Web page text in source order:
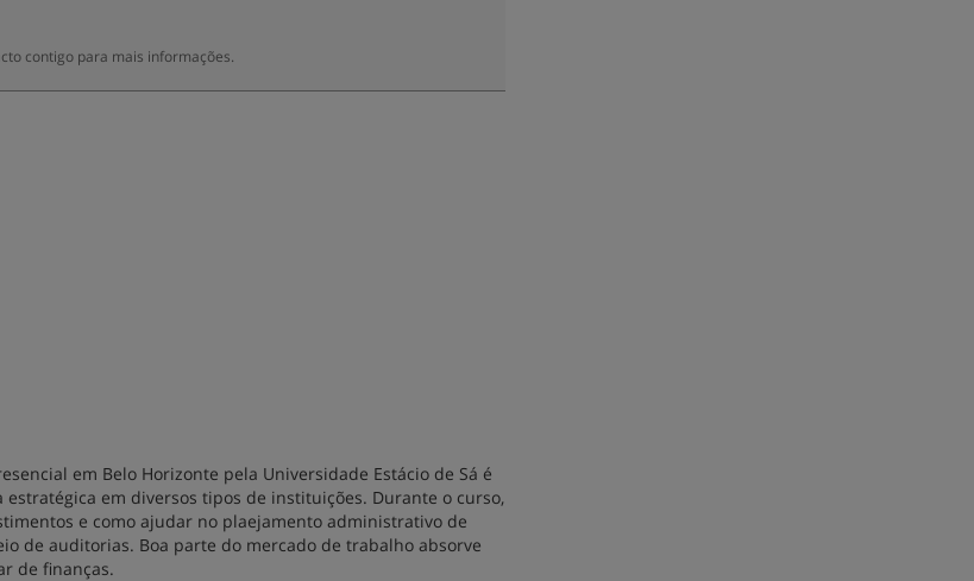
contigo para mais informações.
em Belo Horizonte pela Universidade Estácio de Sá é
em diversos tipos de instituições. Durante o curso,
e como ajudar no plaejamento administrativo de
de auditorias. Boa parte do mercado de trabalho absorve
de finanças.